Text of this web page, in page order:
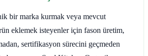
bir marka kurmak veya mevcut
eklemek isteyenler için fason üretim,
sertifikasyon sürecini geçmeden